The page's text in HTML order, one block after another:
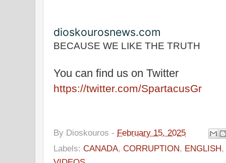
dioskourosnews.com
BECAUSE WE LIKE THE TRUTH
You can find us on Twitter
https://twitter.com/SpartacusGr
By Dioskouros - February 15, 2025
Labels: CANADA, CORRUPTION, ENGLISH,